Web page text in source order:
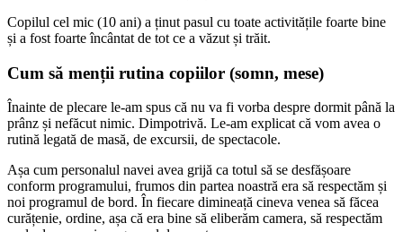
Copilul cel mic (10 ani) a ținut pasul cu toate activitățile foarte bine
și a fost foarte încântat de tot ce a văzut și trăit.
Cum să menții rutina copiilor (somn, mese)
Înainte de plecare le-am spus că nu va fi vorba despre dormit până la
prânz și nefăcut nimic. Dimpotrivă. Le-am explicat că vom avea o
rutină legată de masă, de excursii, de spectacole.
Așa cum personalul navei avea grijă ca totul să se desfășoare
conform programului, frumos din partea noastră era să respectăm și
noi programul de bord. În fiecare dimineață cineva venea să făcea
curățenie, ordine, așa că era bine să eliberăm camera, să respectăm